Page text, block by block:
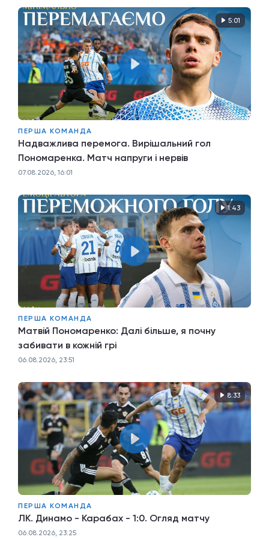
5:01
ПЕРША КОМАНДА
Надважлива перемога. Вирішальний гол
Пономаренка. Матч напруги і нервів
07.08.2026, 16:01
1:43
ПЕРША КОМАНДА
Матвій Пономаренко: Далі більше, я почну
забивати в кожній грі
06.08.2026, 23:51
8:33
ПЕРША КОМАНДА
ЛК. Динамо - Карабах - 1:0. Огляд матчу
06.08.2026, 23:25